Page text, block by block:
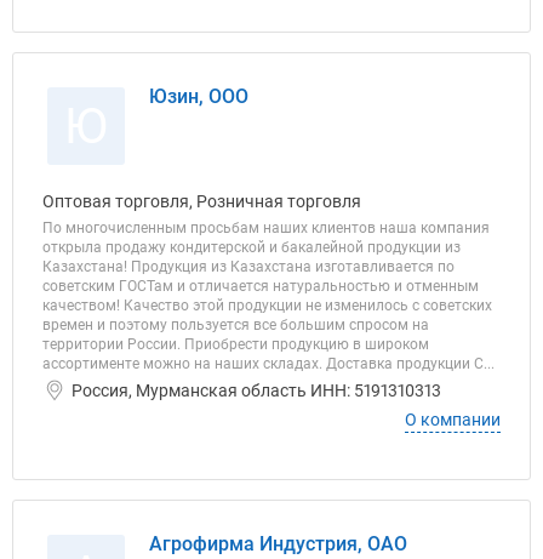
Юзин, ООО
Оптовая торговля, Розничная торговля
По многочисленным просьбам наших клиентов наша компания
открыла продажу кондитерской и бакалейной продукции из
Казахстана! Продукция из Казахстана изготавливается по
советским ГОСТам и отличается натуральностью и отменным
качеством! Качество этой продукции не изменилось с советских
времен и поэтому пользуется все большим спросом на
территории России. Приобрести продукцию в широком
ассортименте можно на наших складах. Доставка продукции С...
Россия, Мурманская область ИНН: 5191310313
О компании
Агрофирма Индустрия, ОАО